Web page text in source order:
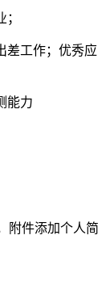
差工作；优秀应
能力
附件添加个人简